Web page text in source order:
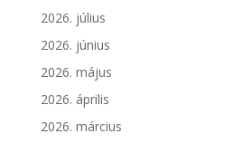
2026. július
2026. június
2026. május
2026. április
2026. március